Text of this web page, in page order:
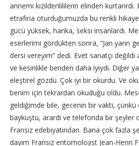
annemi kızılderilililerin elinden
etrafına oturduğumuzda bu renkli
gücü yüksek, harika, seksi insanlardı.
eserlerimi gördükten sonra, “Jan yarın
dersi vereyim” dedi. Evet sanatçı değildi
ve kesinlikle benden daha iyiydi. Diğer
eleştirel gözdü. Çok iyi bir okurdu. Ve
benim için tekrardan okuduğu oldu.
geldiğimde bile, gecenin bir vakti,
baykuştu, arardı ve telefonda bir şeyler
Fransız edebiyatından. Bana çok fazla
dayım Fransız entomolojist Jean-Henri